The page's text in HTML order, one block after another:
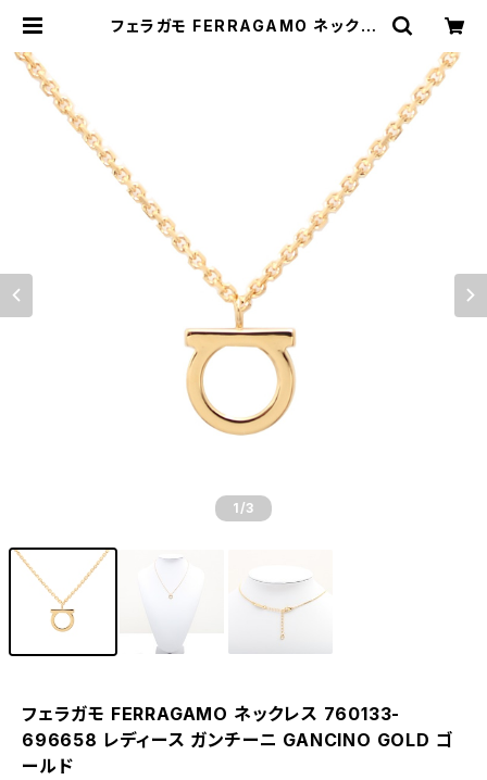
フェラガモ FERRAGAMO ネックレ
1 /3
フェラガモ FERRAGAMO ネックレス 760133-
696658 レディース ガンチーニ GANCINO GOLD ゴ
ールド